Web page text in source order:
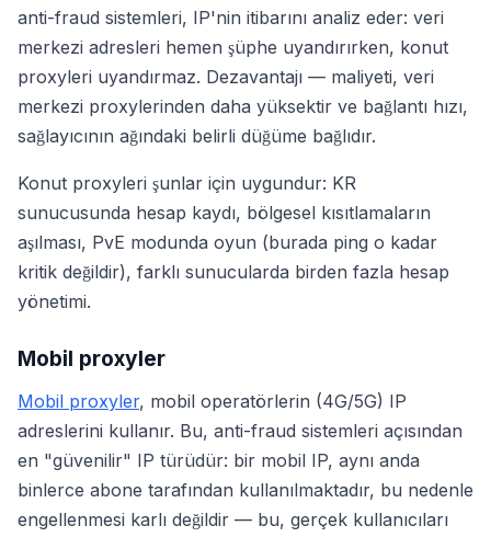
anti-fraud sistemleri, IP'nin itibarını analiz eder: veri
merkezi adresleri hemen şüphe uyandırırken, konut
proxyleri uyandırmaz. Dezavantajı — maliyeti, veri
merkezi proxylerinden daha yüksektir ve bağlantı hızı,
sağlayıcının ağındaki belirli düğüme bağlıdır.
Konut proxyleri şunlar için uygundur: KR
sunucusunda hesap kaydı, bölgesel kısıtlamaların
aşılması, PvE modunda oyun (burada ping o kadar
kritik değildir), farklı sunucularda birden fazla hesap
yönetimi.
Mobil proxyler
Mobil proxyler, mobil operatörlerin (4G/5G) IP
adreslerini kullanır. Bu, anti-fraud sistemleri açısından
en "güvenilir" IP türüdür: bir mobil IP, aynı anda
binlerce abone tarafından kullanılmaktadır, bu nedenle
engellenmesi karlı değildir — bu, gerçek kullanıcıları